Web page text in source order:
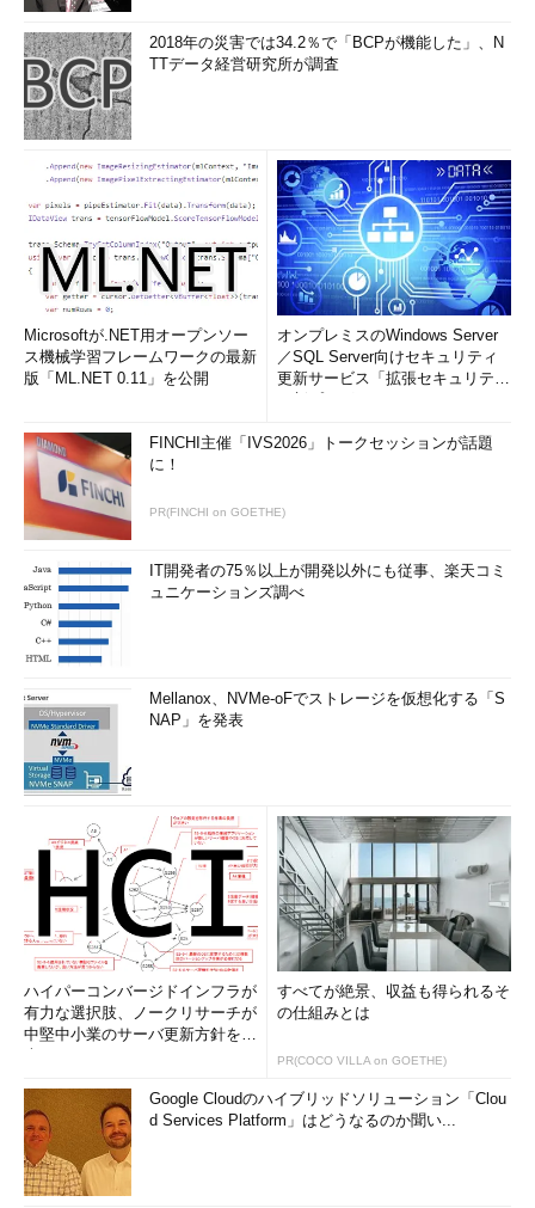
2018年の災害では34.2％で「BCPが機能した」、N
TTデータ経営研究所が調査
Microsoftが.NET用オープンソー
ス機械学習フレームワークの最新
版「ML.NET 0.11」を公開
オンプレミスのWindows Server
／SQL Server向けセキュリティ
更新サービス「拡張セキュリティ
FINCHI主催「IVS2026」トークセッションが話題
に！
PR(FINCHI on GOETHE)
IT開発者の75％以上が開発以外にも従事、楽天コミ
ュニケーションズ調べ
Mellanox、NVMe-oFでストレージを仮想化する「S
NAP」を発表
ハイパーコンバージドインフラが
有力な選択肢、ノークリサーチが
中堅中小業のサーバ更新方針を調
すべてが絶景、収益も得られるそ
の仕組みとは
PR(COCO VILLA on GOETHE)
Google Cloudのハイブリッドソリューション「Clou
d Services Platform」はどうなるのか聞い...